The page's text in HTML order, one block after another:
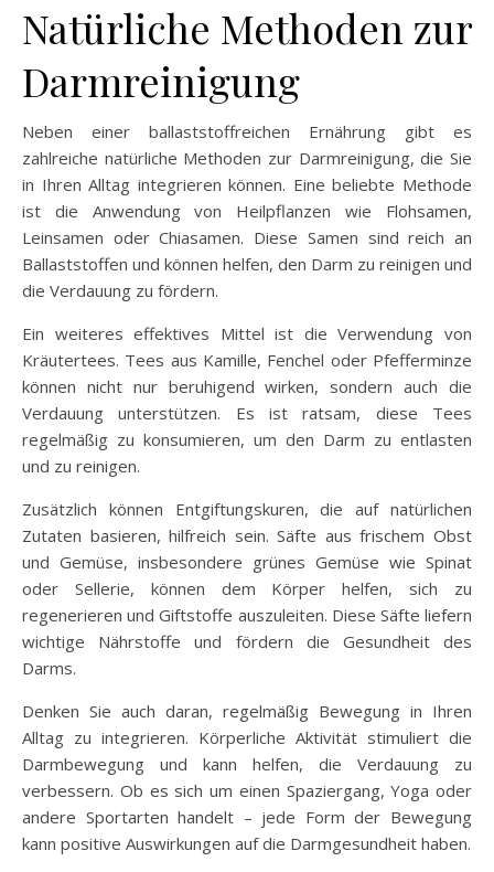
Natürliche Methoden zur
Darmreinigung
Neben einer ballaststoffreichen Ernährung gibt es
zahlreiche natürliche Methoden zur Darmreinigung, die Sie
in Ihren Alltag integrieren können. Eine beliebte Methode
ist die Anwendung von Heilpflanzen wie Flohsamen,
Leinsamen oder Chiasamen. Diese Samen sind reich an
Ballaststoffen und können helfen, den Darm zu reinigen und
die Verdauung zu fördern.
Ein weiteres effektives Mittel ist die Verwendung von
Kräutertees. Tees aus Kamille, Fenchel oder Pfefferminze
können nicht nur beruhigend wirken, sondern auch die
Verdauung unterstützen. Es ist ratsam, diese Tees
regelmäßig zu konsumieren, um den Darm zu entlasten
und zu reinigen.
Zusätzlich können Entgiftungskuren, die auf natürlichen
Zutaten basieren, hilfreich sein. Säfte aus frischem Obst
und Gemüse, insbesondere grünes Gemüse wie Spinat
oder Sellerie, können dem Körper helfen, sich zu
regenerieren und Giftstoffe auszuleiten. Diese Säfte liefern
wichtige Nährstoffe und fördern die Gesundheit des
Darms.
Denken Sie auch daran, regelmäßig Bewegung in Ihren
Alltag zu integrieren. Körperliche Aktivität stimuliert die
Darmbewegung und kann helfen, die Verdauung zu
verbessern. Ob es sich um einen Spaziergang, Yoga oder
andere Sportarten handelt – jede Form der Bewegung
kann positive Auswirkungen auf die Darmgesundheit haben.